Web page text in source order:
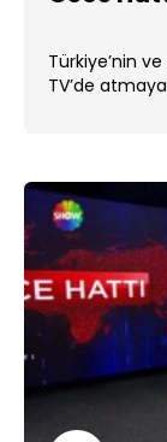
Türkiye’nin
TV’de